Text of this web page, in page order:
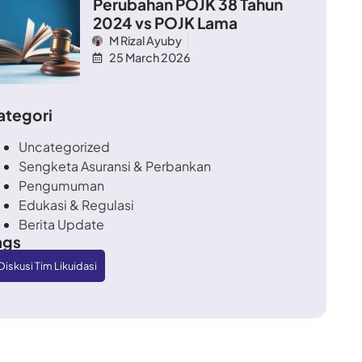
Perubahan POJK 38 Tahun
2024 vs POJK Lama
M Rizal Ayuby
25 March 2026
Uncategorized
Sengketa Asuransi & Perbankan
Pengumuman
Edukasi & Regulasi
Berita Update
Tim Likuidasi